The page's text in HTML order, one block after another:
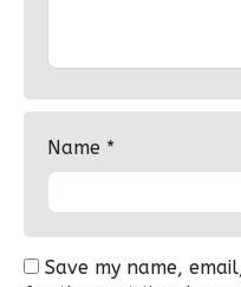
Name *
Save my name,